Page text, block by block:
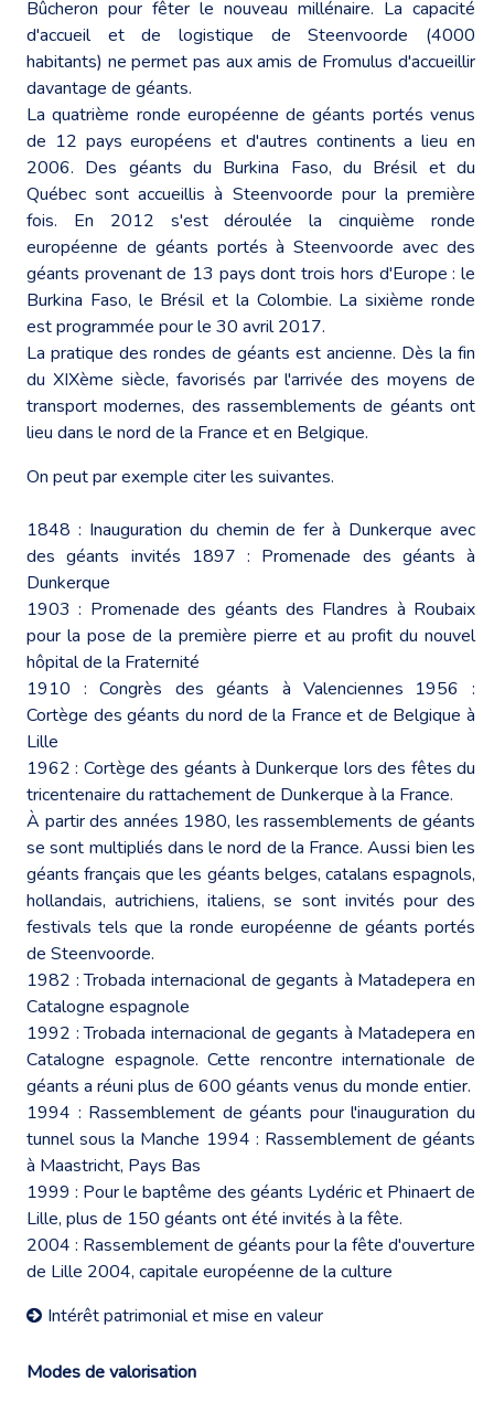
Bûcheron pour fêter le nouveau millénaire. La capacité
d'accueil et de logistique de Steenvoorde (4000
habitants) ne permet pas aux amis de Fromulus d'accueillir
davantage de géants.
La quatrième ronde européenne de géants portés venus
de 12 pays européens et d'autres continents a lieu en
2006. Des géants du Burkina Faso, du Brésil et du
Québec sont accueillis à Steenvoorde pour la première
fois. En 2012 s'est déroulée la cinquième ronde
européenne de géants portés à Steenvoorde avec des
géants provenant de 13 pays dont trois hors d'Europe : le
Burkina Faso, le Brésil et la Colombie. La sixième ronde
est programmée pour le 30 avril 2017.
La pratique des rondes de géants est ancienne. Dès la fin
du XIXème siècle, favorisés par l'arrivée des moyens de
transport modernes, des rassemblements de géants ont
lieu dans le nord de la France et en Belgique.
On peut par exemple citer les suivantes.
1848 : Inauguration du chemin de fer à Dunkerque avec
des géants invités 1897 : Promenade des géants à
Dunkerque
1903 : Promenade des géants des Flandres à Roubaix
pour la pose de la première pierre et au profit du nouvel
hôpital de la Fraternité
1910 : Congrès des géants à Valenciennes 1956 :
Cortège des géants du nord de la France et de Belgique à
Lille
1962 : Cortège des géants à Dunkerque lors des fêtes du
tricentenaire du rattachement de Dunkerque à la France.
À partir des années 1980, les rassemblements de géants
se sont multipliés dans le nord de la France. Aussi bien les
géants français que les géants belges, catalans espagnols,
hollandais, autrichiens, italiens, se sont invités pour des
festivals tels que la ronde européenne de géants portés
de Steenvoorde.
1982 : Trobada internacional de gegants à Matadepera en
Catalogne espagnole
1992 : Trobada internacional de gegants à Matadepera en
Catalogne espagnole. Cette rencontre internationale de
géants a réuni plus de 600 géants venus du monde entier.
1994 : Rassemblement de géants pour l'inauguration du
tunnel sous la Manche 1994 : Rassemblement de géants
à Maastricht, Pays Bas
1999 : Pour le baptême des géants Lydéric et Phinaert de
Lille, plus de 150 géants ont été invités à la fête.
2004 : Rassemblement de géants pour la fête d'ouverture
de Lille 2004, capitale européenne de la culture
Intérêt patrimonial et mise en valeur
Modes de valorisation